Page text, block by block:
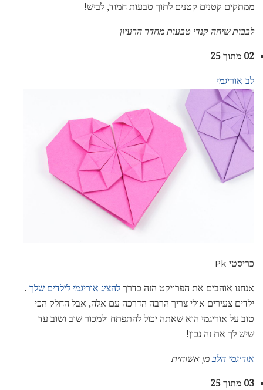
ממתקים קטנים קטנים לתוך טבעות חמוד, לביש!
לבבות שיחה קנדי ​​טבעות מחדר הרעיון
02 מתוך 25
לב אוריגמי
כריסטי Pk
אנחנו אוהבים את הפרויקט הזה כדרך להציג אוריגמי לילדים שלך .
ילדים צעירים אולי צריך הרבה הדרכה עם אלה, אבל החלק הכי
טוב על אוריגמי הוא שאתה יכול להתפתח ולמכור שוב ושוב עד
שיש לך את זה נכון!
אוריגמי הלב מן אשוחית
03 מתוך 25